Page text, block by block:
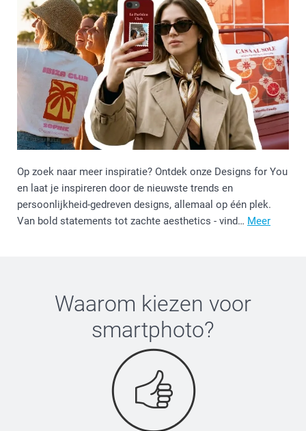
Op zoek naar meer inspiratie? Ontdek onze Designs for You
en laat je inspireren door de nieuwste trends en
persoonlijkheid-gedreven designs, allemaal op één plek.
Van bold statements tot zachte aesthetics - vind… Meer
Waarom kiezen voor
smartphoto?